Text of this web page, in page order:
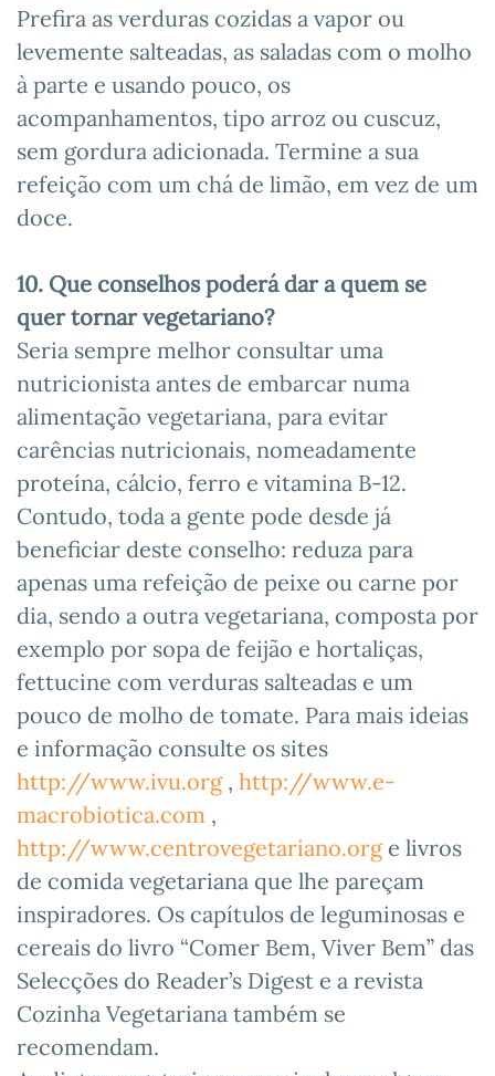
Prefira as verduras cozidas a vapor ou
levemente salteadas, as saladas com o molho
à parte e usando pouco, os
acompanhamentos, tipo arroz ou cuscuz,
sem gordura adicionada. Termine a sua
refeição com um chá de limão, em vez de um
doce.
10. Que conselhos poderá dar a quem se
quer tornar vegetariano?
Seria sempre melhor consultar uma
nutricionista antes de embarcar numa
alimentação vegetariana, para evitar
carências nutricionais, nomeadamente
proteína, cálcio, ferro e vitamina B-12.
Contudo, toda a gente pode desde já
beneficiar deste conselho: reduza para
apenas uma refeição de peixe ou carne por
dia, sendo a outra vegetariana, composta por
exemplo por sopa de feijão e hortaliças,
fettucine com verduras salteadas e um
pouco de molho de tomate. Para mais ideias
e informação consulte os sites
http://www.ivu.org, http://www.e-
macrobiotica.com ,
http://www.centrovegetariano.orge livros
de comida vegetariana que lhe pareçam
inspiradores. Os capítulos de leguminosas e
cereais do livro “Comer Bem, Viver Bem” das
Selecções do Reader’s Digest e a revista
Cozinha Vegetariana também se
recomendam.